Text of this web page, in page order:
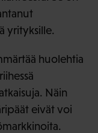
yrityksille.
huolehtia
Näin
eivät voi